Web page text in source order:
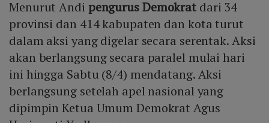
Menurut Andi pengurus Demokrat dari 34
provinsi dan 414 kabupaten dan kota turut
dalam aksi yang digelar secara serentak. Aksi
akan berlangsung secara paralel mulai hari
ini hingga Sabtu (8/4) mendatang. Aksi
berlangsung setelah apel nasional yang
dipimpin Ketua Umum Demokrat Agus